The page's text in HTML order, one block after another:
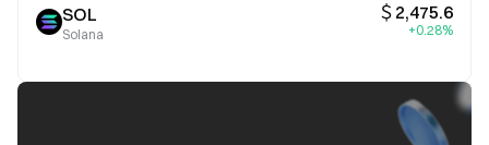
SOL
Solana
＄2,475.6
+0.28%